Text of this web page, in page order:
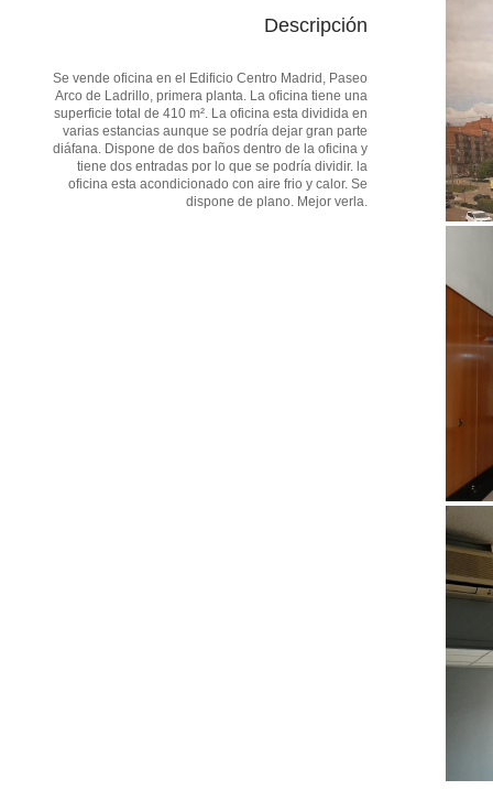
Descripción
Se vende oficina en el Edificio Centro Madrid, Paseo
Arco de Ladrillo, primera planta. La oficina tiene una
superficie total de 410 m². La oficina esta dividida en
varias estancias aunque se podría dejar gran parte
diáfana. Dispone de dos baños dentro de la oficina y
tiene dos entradas por lo que se podría dividir. la
oficina esta acondicionado con aire frio y calor. Se
dispone de plano. Mejor verla.